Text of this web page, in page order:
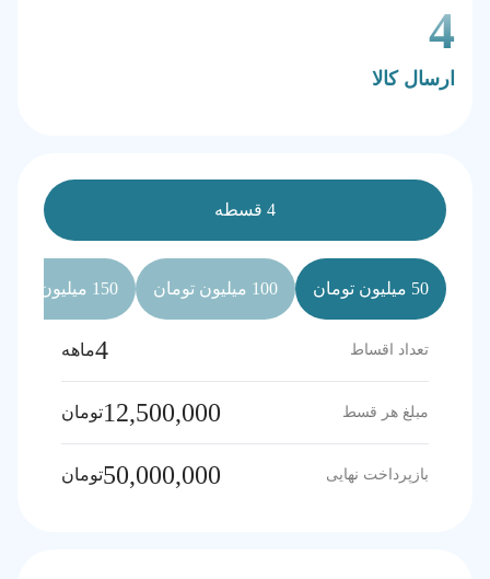
4
ارسال کالا
4 قسطه
50 میلیون تومان 100 میلیون تومان 150 میلیون تومان
تعداد اقساط 4ماهه
مبلغ هر قسط 12,500,000تومان
بازپرداخت نهایی 50,000,000تومان